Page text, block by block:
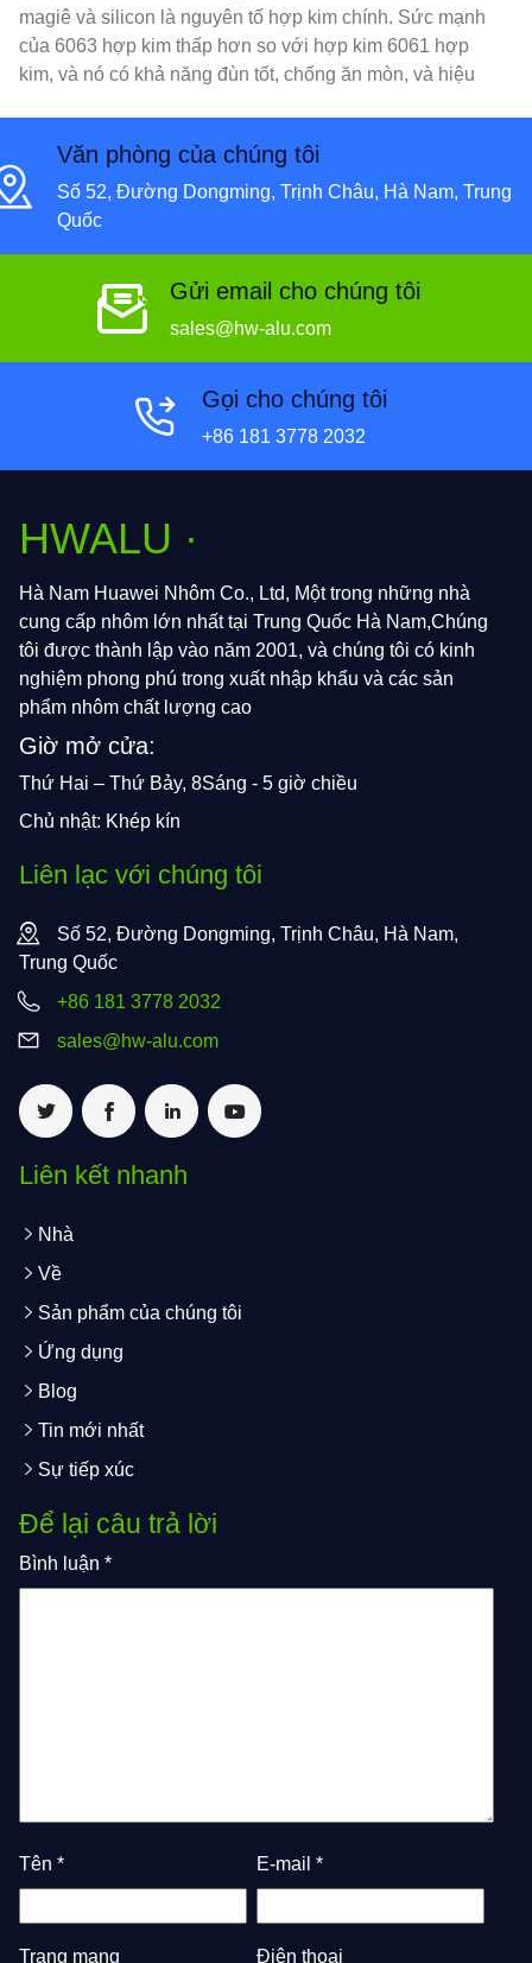
magiê và silicon là nguyên tố hợp kim chính. Sức mạnh
của 6063 hợp kim thấp hơn so với hợp kim 6061 hợp
kim, và nó có khả năng đùn tốt, chống ăn mòn, và hiệu
Văn phòng của chúng tôi
Số 52, Đường Dongming, Trịnh Châu, Hà Nam, Trung
Quốc
Gửi email cho chúng tôi
sales@hw-alu.com
Gọi cho chúng tôi
+86 181 3778 2032
HWALU ·
Hà Nam Huawei Nhôm Co., Ltd, Một trong những nhà
cung cấp nhôm lớn nhất tại Trung Quốc Hà Nam,Chúng
tôi được thành lập vào năm 2001, và chúng tôi có kinh
nghiệm phong phú trong xuất nhập khẩu và các sản
phẩm nhôm chất lượng cao
Giờ mở cửa:
Thứ Hai – Thứ Bảy, 8Sáng - 5 giờ chiều
Chủ nhật: Khép kín
Liên lạc với chúng tôi
Số 52, Đường Dongming, Trịnh Châu, Hà Nam,
Trung Quốc
+86 181 3778 2032
sales@hw-alu.com
Liên kết nhanh
Nhà
Về
Sản phẩm của chúng tôi
Ứng dụng
Blog
Tin mới nhất
Sự tiếp xúc
Để lại câu trả lời
Bình luận *
Tên * E-mail *
Trang mạng Điện thoại